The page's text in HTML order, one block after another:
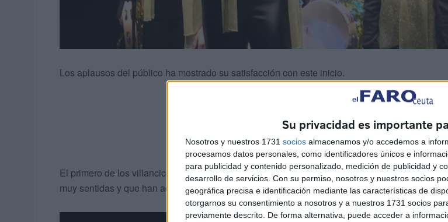
Su privacidad es importante
Nosotros y nuestros 1731 socios almacenamos y/o accedemos a
procesamos datos personales, como identificadores únicos e
para publicidad y contenido personalizado, medición de publicidad y
desarrollo de servicios. Con su permiso, nosotros y nuestros socios
geográfica precisa e identificación mediante las características de
otorgarnos su consentimiento a nosotros y a nuestros 1731 socios
previamente descrito. De forma alternativa, puede acceder a
Los aplausos del público ha mostrado su satisfacción con este inicio.
El primero de los villancicos del concurso lo ha abierto una joven ceutí que ha entonado unas
muy sentidas y que han acompañado el resto en el para dar vida a ‘Suenan las zambombas’.